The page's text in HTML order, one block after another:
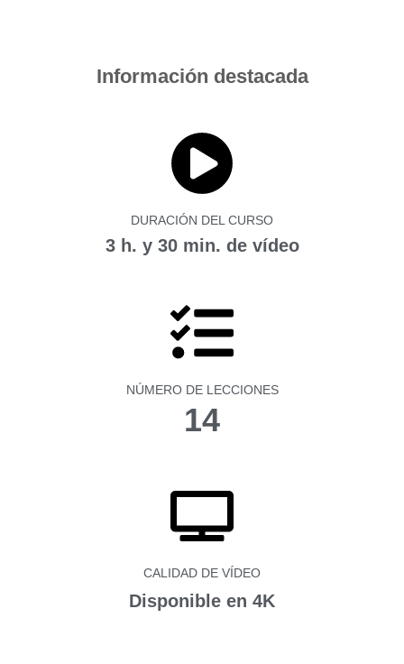
Información destacada
DURACIÓN DEL CURSO
3 h. y 30 min. de vídeo
NÚMERO DE LECCIONES
14
CALIDAD DE VÍDEO
Disponible en 4K